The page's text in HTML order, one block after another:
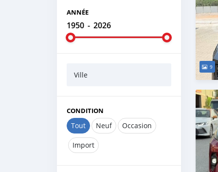
ANNÉE
1950 - 2026
Ville
CONDITION
Tout Neuf Occasion
Import
9